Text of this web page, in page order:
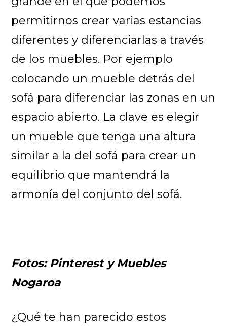
permitirnos crear varias estancias
diferentes y diferenciarlas a través
de los muebles. Por ejemplo
colocando un mueble detrás del
sofá para diferenciar las zonas en un
espacio abierto. La clave es elegir
un mueble que tenga una altura
similar a la del sofá para crear un
equilibrio que mantendrá la
armonía del conjunto del sofá.
Fotos: Pinterest y Muebles
Nogaroa
¿Qué te han parecido estos